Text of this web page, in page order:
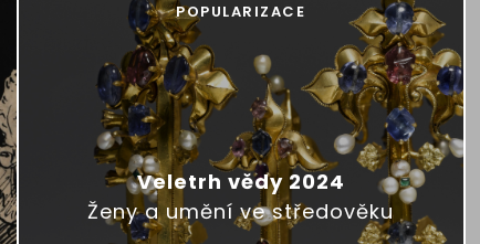
Veletrh vědy 2024
Ženy a umění ve středověku
POPULARIZACE